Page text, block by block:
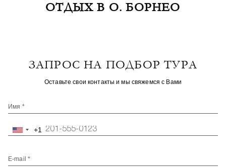
ОТДЫХ В О. БОРНЕО
ЗАПРОС НА ПОДБОР ТУРА
Оставьте свои контакты и мы свяжемся с Вами
Имя *
United+1
E-mail *